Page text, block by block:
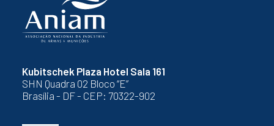
Kubitschek Plaza Hotel Sala 161
SHN Quadra 02 Bloco “E”
Brasília - DF - CEP: 70322-902